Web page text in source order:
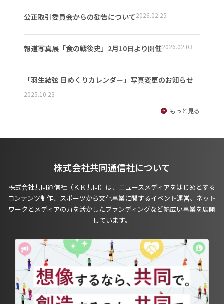
公正取引委員会からの勧告について2026.02.25
報道写真展「食の戦後史」2月10日より開催2026.02.03
「羽生結弦 日めくりカレンダー」写真変更のお知らせ
2025.10.23
もっと見る
株式会社共同通信社について
株式会社共同通信社（ＫＫ共同）は、ニュースメディアをはじめとする
コンテンツ制作、スポーツから文化事業に関するイベント運営、ネット
ワークとメディアの力を活かしたブランディングなど幅広い事業を展開
しています。